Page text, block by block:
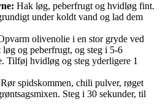
Hak løg, peberfrugt og hvidløg fint.
under koldt vand og lad dem
olivenolie i en stor gryde ved
og peberfrugt, og steg i 5-6
Tilføj hvidløg og steg yderligere 1
Rør spidskommen, chili pulver, røget
Steg i 30 sekunder, til